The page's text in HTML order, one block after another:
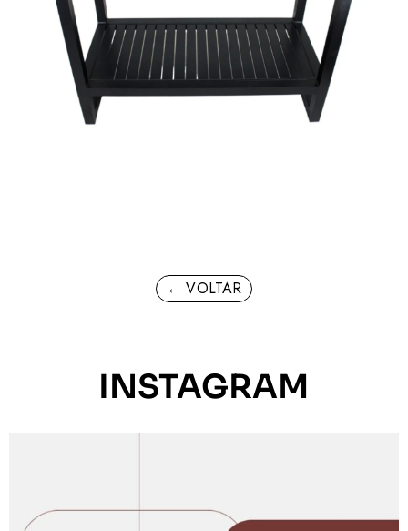
← VOLTAR
INSTAGRAM